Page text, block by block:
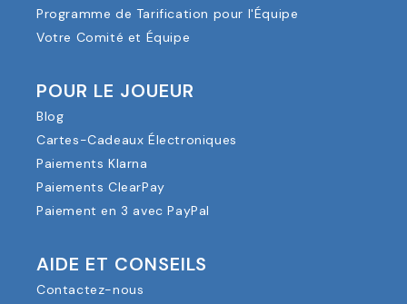
Programme de Tarification pour l'Équipe
Votre Comité et Équipe
POUR LE JOUEUR
Blog
Cartes-Cadeaux Électroniques
Paiements Klarna
Paiements ClearPay
Paiement en 3 avec PayPal
AIDE ET CONSEILS
Contactez-nous